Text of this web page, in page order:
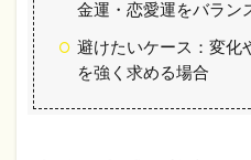
りと
をも
たら
金運・恋愛運をバラン
避けたいケース：変化
を強く求める場合